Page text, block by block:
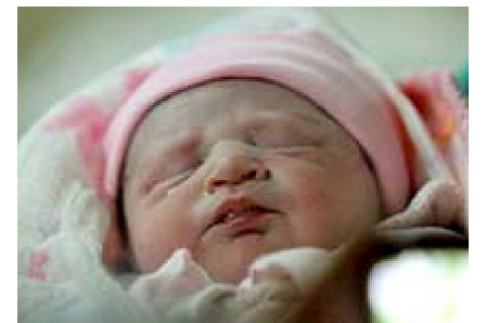
Personal
launch
Padres y familia
Vecinos launch
Mi Cuenta UC launch
Correo UC launch
Mi Portal UC launch
Medios Biblioteca launch
Donaciones launch